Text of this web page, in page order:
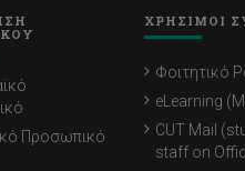
Προσωπικό
ΧΡΗΣΙΜΟΙ
Φοιτητικό
eLearning
CUT Mail
staff on